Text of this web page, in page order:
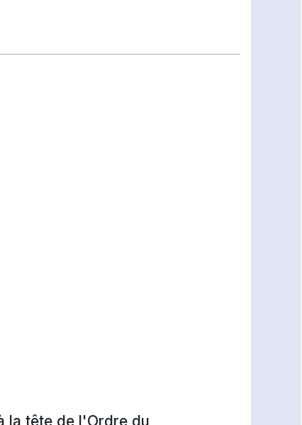
la tête de l'Ordre du